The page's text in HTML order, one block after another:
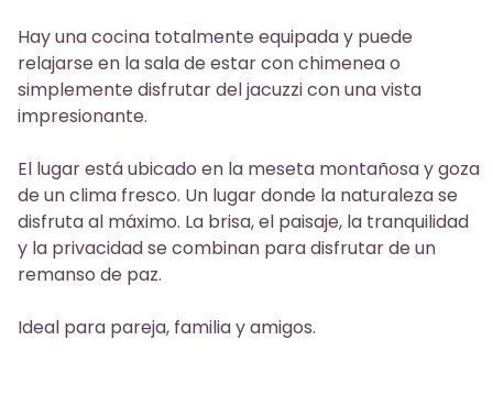
Hay una cocina totalmente equipada y puede
relajarse en la sala de estar con chimenea o
simplemente disfrutar del jacuzzi con una vista
impresionante.
El lugar está ubicado en la meseta montañosa y goza
de un clima fresco. Un lugar donde la naturaleza se
disfruta al máximo. La brisa, el paisaje, la tranquilidad
y la privacidad se combinan para disfrutar de un
remanso de paz.
Ideal para pareja, familia y amigos.